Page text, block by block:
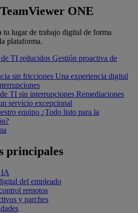
ONE
tu lugar de trabajo digital de forma
plataforma.
TI reducidos Gestión proactiva de
sin fricciones Una experiencia digital
TI sin interrupciones Remediaciones
servicio excepcional
equipo ¿Todo listo para la
principales
IA
del empleado
remotos
y parches